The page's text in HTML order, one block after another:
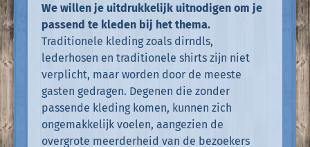
We willen je uitdrukkelijk uitnodigen om je
passend te kleden bij het thema.
Traditionele kleding zoals dirndls,
lederhosen en traditionele shirts zijn niet
verplicht, maar worden door de meeste
gasten gedragen. Degenen die zonder
passende kleding komen, kunnen zich
ongemakkelijk voelen, aangezien de
overgrote meerderheid van de bezoekers